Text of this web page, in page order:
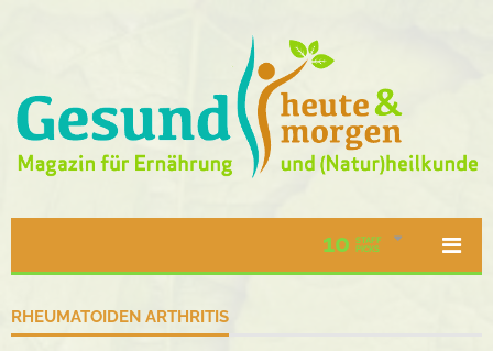
10 STAFF
PICKS
RHEUMATOIDEN ARTHRITIS